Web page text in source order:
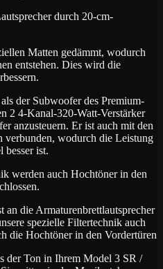
durch 20-cm-
Matten gedämmt, wodurch
entstehen. Dies wird die
der Subwoofer des Premium-
2 4-Kanal-320-Watt-Verstärker
anzusteuern. Er ist auch mit den
verbunden, wodurch die Leistung
besser ist.
werden auch Hochtöner in den
die Armaturenbrettlautsprecher
spezielle Filtertechnik auch
die Hochtöner in den Vordertüren
der Ton in Ihrem Model 3 SR /